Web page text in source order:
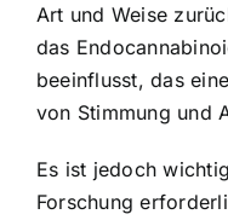
Art und Weise
das
beeinflusst, das
von Stimmung und
Es ist jedoch
Forschung